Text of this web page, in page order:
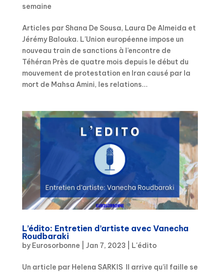
semaine
Articles par Shana De Sousa, Laura De Almeida et
Jérémy Balouka. L’Union européenne impose un
nouveau train de sanctions à l’encontre de
Téhéran Près de quatre mois depuis le début du
mouvement de protestation en Iran causé par la
mort de Mahsa Amini, les relations...
L’édito: Entretien d’artiste avec Vanecha
Roudbaraki
by Eurosorbonne Jan 7, 2023 L'édito
Un article par Helena SARKIS Il arrive qu’il faille se